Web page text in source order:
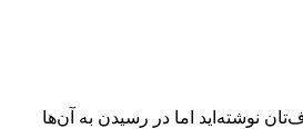
نوشته‌اید اما در رسیدن به آن‌ها